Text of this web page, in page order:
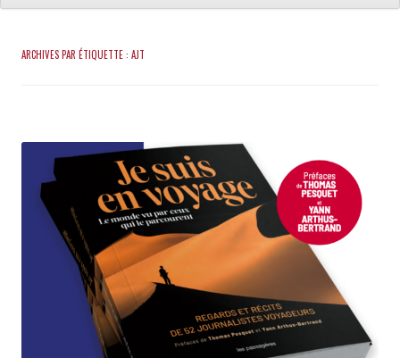
ARCHIVES PAR ÉTIQUETTE : AJT